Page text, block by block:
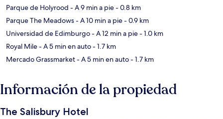
Parque de Holyrood - A 9 min a pie- 0.8 km
Parque The Meadows- A 10 min a pie- 0.9 km
Universidad de Edimburgo- A 12 min a pie- 1.0 km
Royal Mile- A 5 min en auto- 1.7 km
Mercado Grassmarket- A 5 min en auto- 1.7 km
Información de la propiedad
The Salisbury Hotel